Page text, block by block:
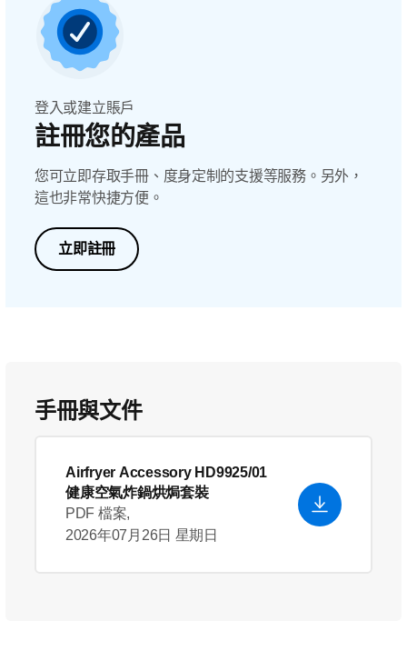
登入或建立賬戶
註冊您的產品
您可立即存取手冊、度身定制的支援等服務。另外，
這也非常快捷方便。
立即註冊
手冊與文件
Airfryer Accessory HD9925/01
健康空氣炸鍋烘焗套裝
PDF 檔案,
2026年07月26日 星期日